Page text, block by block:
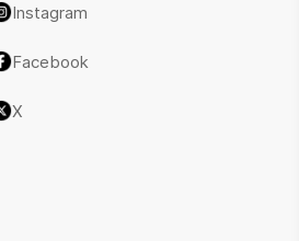
Instagram
Facebook
X